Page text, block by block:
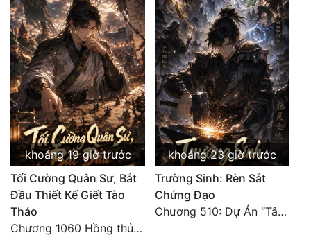
khoảng 19 giờ trước
Tối Cường Quân Sư, Bắt
Đầu Thiết Kế Giết Tào
Tháo
Chương 1060 Hồng thủy ngập trời, thời khắc tuyệt vọng (2/2)
khoảng 23 giờ trước
Trường Sinh: Rèn Sắt
Chứng Đạo
Chương 510: Dự Án “Tân Bạch Nương Tử” Và “Tinh Thám” Xà Yêu